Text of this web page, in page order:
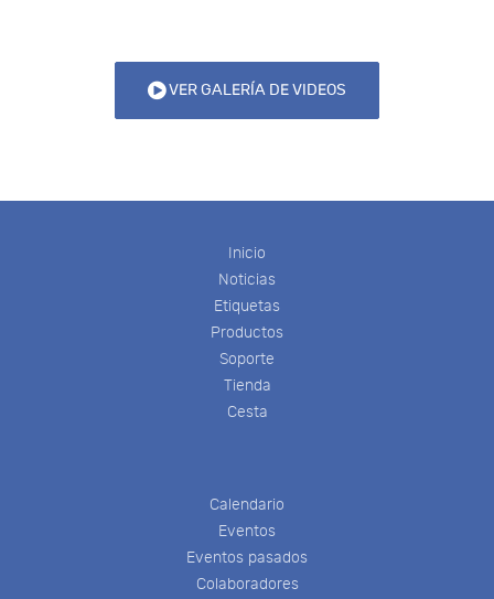
VER GALERÍA DE VIDEOS
Inicio
Noticias
Etiquetas
Productos
Soporte
Tienda
Cesta
Calendario
Eventos
Eventos pasados
Colaboradores